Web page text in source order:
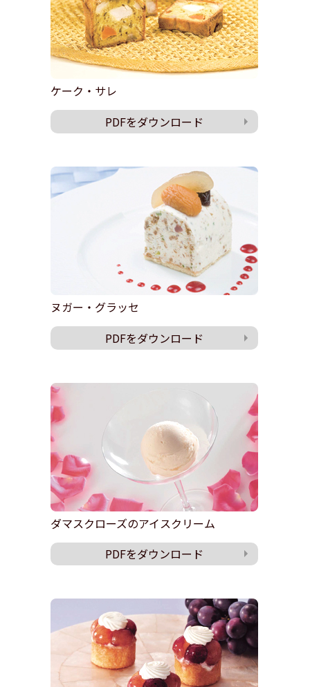
ケーク・サレ
PDFをダウンロード
ヌガー・グラッセ
PDFをダウンロード
ダマスクローズのアイスクリーム
PDFをダウンロード